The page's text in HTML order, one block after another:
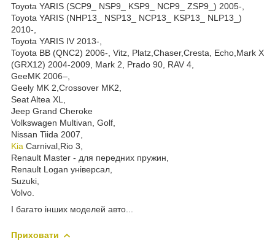
Toyota YARIS (SCP9_ NSP9_ KSP9_ NCP9_ ZSP9_) 2005-,
Toyota YARIS (NHP13_ NSP13_ NCP13_ KSP13_ NLP13_)
2010-,
Toyota YARIS IV 2013-,
Toyota BB (QNC2) 2006-, Vitz, Platz,Chaser,Cresta, Echo,Mark X
(GRX12) 2004-2009, Mark 2, Prado 90, RAV 4,
GeeMK 2006–,
Geely MK 2,Crossover MK2,
Seat Altea XL,
Jeep Grand Cheroke
Volkswagen Multivan, Golf,
Nissan Tiida 2007,
Kia Carnival,Rio 3,
Renault Master - для передних пружин,
Renault Logan універсал,
Suzuki,
Volvo.
І багато інших моделей авто...
Приховати